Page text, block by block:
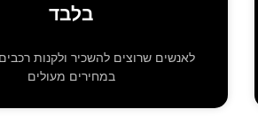
בלבד
לאנשים שרוצים להשכיר ולקנות
במחירים מעולים